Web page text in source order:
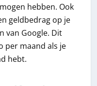
hebben. Ook
geldbedrag op je
van Google. Dit
per maand als je
hebt.